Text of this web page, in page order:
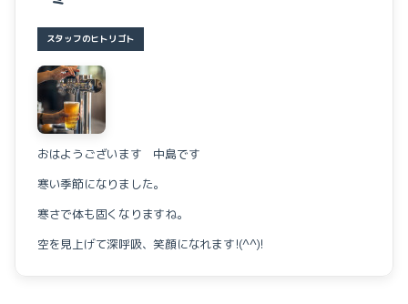
スタッフのヒトリゴト
おはようございます 中島です
寒い季節になりました。
寒さで体も固くなりますね。
空を見上げて深呼吸、笑顔になれます!(^^)!